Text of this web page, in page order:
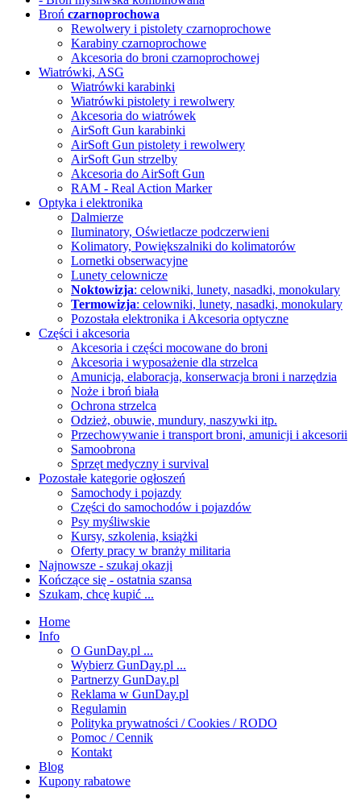
Broń czarnoprochowa
Rewolwery i pistolety czarnoprochowe
Karabiny czarnoprochowe
Akcesoria do broni czarnoprochowej
Wiatrówki, ASG
Wiatrówki karabinki
Wiatrówki pistolety i rewolwery
Akcesoria do wiatrówek
AirSoft Gun karabinki
AirSoft Gun pistolety i rewolwery
AirSoft Gun strzelby
Akcesoria do AirSoft Gun
RAM - Real Action Marker
Optyka i elektronika
Dalmierze
Iluminatory, Oświetlacze podczerwieni
Kolimatory, Powiększalniki do kolimatorów
Lornetki obserwacyjne
Lunety celownicze
Noktowizja: celowniki, lunety, nasadki, monokulary
Termowizja: celowniki, lunety, nasadki, monokulary
Pozostała elektronika i Akcesoria optyczne
Części i akcesoria
Akcesoria i części mocowane do broni
Akcesoria i wyposażenie dla strzelca
Amunicja, elaboracja, konserwacja broni i narzędzia
Noże i broń biała
Ochrona strzelca
Odzież, obuwie, mundury, naszywki itp.
Przechowywanie i transport broni, amunicji i akcesorii
Samoobrona
Sprzęt medyczny i survival
Pozostałe kategorie ogłoszeń
Samochody i pojazdy
Części do samochodów i pojazdów
Psy myśliwskie
Kursy, szkolenia, książki
Oferty pracy w branży militaria
Najnowsze - szukaj okazji
Kończące się - ostatnia szansa
Szukam, chcę kupić ...
Home
Info
O GunDay.pl ...
Wybierz GunDay.pl ...
Partnerzy GunDay.pl
Reklama w GunDay.pl
Regulamin
Polityka prywatności / Cookies / RODO
Pomoc / Cennik
Kontakt
Blog
Kupony rabatowe